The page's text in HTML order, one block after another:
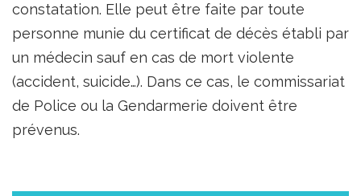
constatation. Elle peut être faite par toute
personne munie du certificat de décès établi par
un médecin sauf en cas de mort violente
(accident, suicide…). Dans ce cas, le commissariat
de Police ou la Gendarmerie doivent être
prévenus.